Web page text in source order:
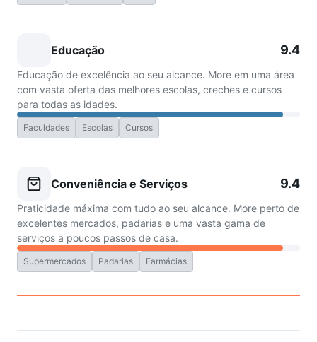
Educação 9.4
Educação de excelência ao seu alcance. More em uma área
com vasta oferta das melhores escolas, creches e cursos
para todas as idades.
Faculdades Escolas Cursos
Conveniência e Serviços 9.4
Praticidade máxima com tudo ao seu alcance. More perto de
excelentes mercados, padarias e uma vasta gama de
serviços a poucos passos de casa.
Supermercados Padarias Farmácias